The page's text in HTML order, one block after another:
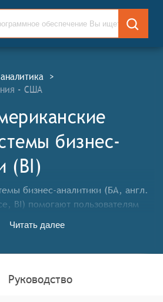
>
- США
бизнес-
(BI)
бизнес-аналитики (БА, англ.
BI) помогают пользователям
фактических
продуктов Соваре
Читать далее
Руководство